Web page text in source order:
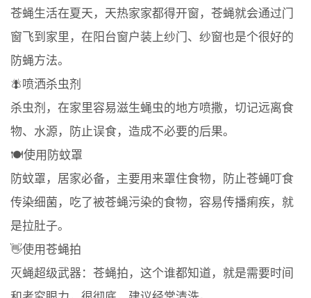
苍蝇生活在夏天，天热家家都得开窗，苍蝇就会通过门
窗飞到家里，在阳台窗户装上纱门、纱窗也是个很好的
防蝇方法。
🪰喷洒杀虫剂
杀虫剂，在家里容易滋生蝇虫的地方喷撒，切记远离食
物、水源，防止误食，造成不必要的后果。
🍽️使用防蚊罩
防蚊罩，居家必备，主要用来罩住食物，防止苍蝇叮食
传染细菌，吃了被苍蝇污染的食物，容易传播痢疾，就
是拉肚子。
👋使用苍蝇拍
灭蝇超级武器：苍蝇拍，这个谁都知道，就是需要时间